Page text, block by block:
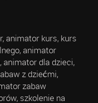
animator kurs, kurs
animator
animator dla dzieci,
z dziećmi,
zabaw
szkolenie na